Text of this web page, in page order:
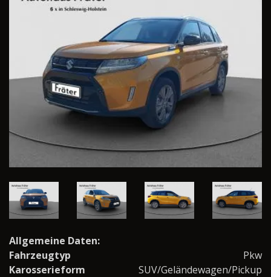
Allgemeine Daten:
Fahrzeugtyp
Pkw
Karosserieform
SUV/Geländewagen/Pickup